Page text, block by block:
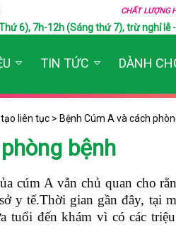
CHẤT LƯỢNG
6), 7h-12h (Sáng thứ 7), trừ nghỉ
TIN TỨC DÀNH
liên tục > Bệnh Cúm A và cách
bệnh
cúm A vẫn chủ quan cho
y tế.Thời gian gần đây, tại
tuổi đến khám vì có các